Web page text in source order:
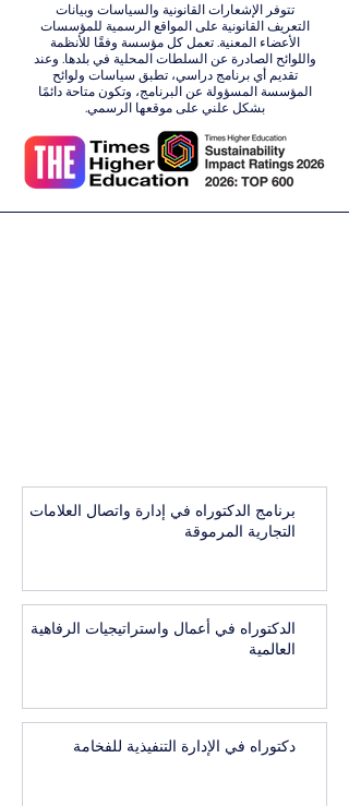
تتوفر الإشعارات القانونية والسياسات وبيانات
التعريف القانونية على المواقع الرسمية للمؤسسات
الأعضاء المعنية. تعمل كل مؤسسة وفقًا للأنظمة
واللوائح الصادرة عن السلطات المحلية في بلدها. وعند
تقديم أي برنامج دراسي، تطبق سياسات ولوائح
المؤسسة المسؤولة عن البرنامج، وتكون متاحة دائمًا
بشكل علني على موقعها الرسمي.
برنامج الدكتوراه في إدارة واتصال العلامات
التجارية المرموقة
الدكتوراه في أعمال واستراتيجيات الرفاهية
العالمية
دكتوراه في الإدارة التنفيذية للفخامة